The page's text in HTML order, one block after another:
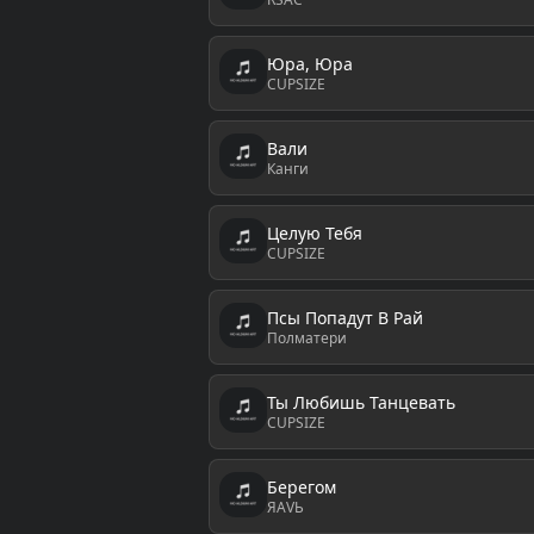
Юра, Юра
CUPSIZE
Вали
Канги
Целую Тебя
CUPSIZE
Псы Попадут В Рай
Полматери
Ты Любишь Танцевать
CUPSIZE
Берегом
ЯАVЬ